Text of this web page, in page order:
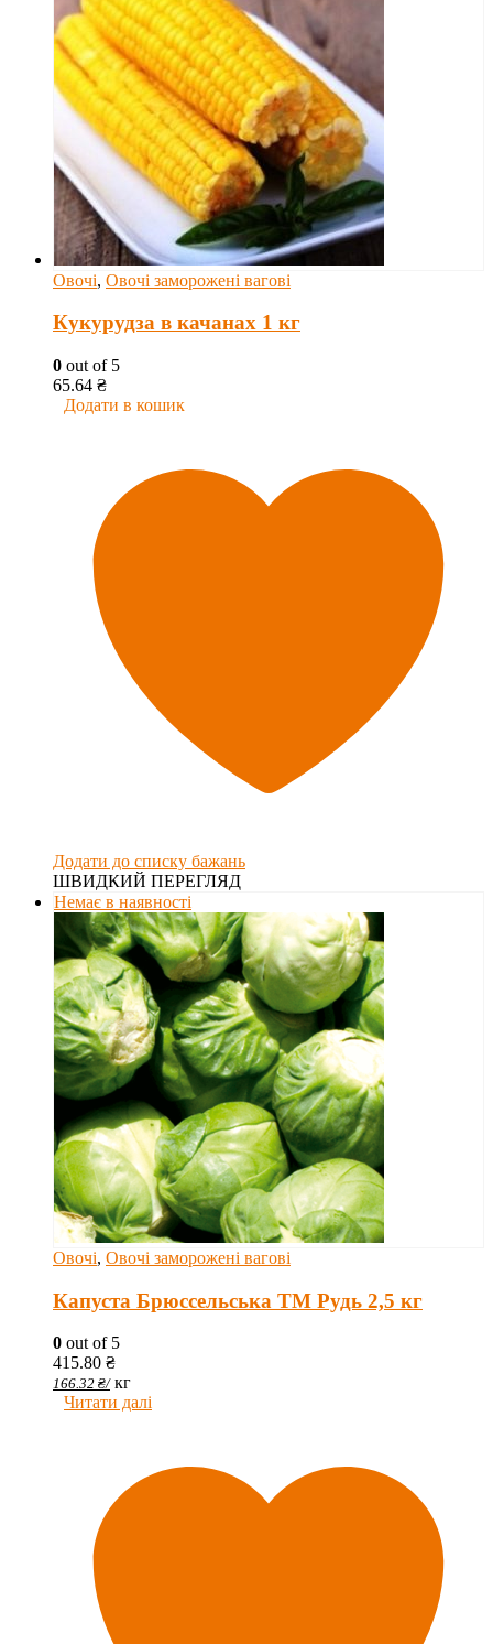
Овочі, Овочі заморожені вагові
Кукурудза в качанах 1 кг
0 out of 5
65.64 ₴
Додати в кошик
Додати до списку бажань
ШВИДКИЙ ПЕРЕГЛЯД
Немає в наявності
Овочі, Овочі заморожені вагові
Капуста Брюссельська ТМ Рудь 2,5 кг
0 out of 5
415.80 ₴
166.32 ₴/ кг
Читати далі